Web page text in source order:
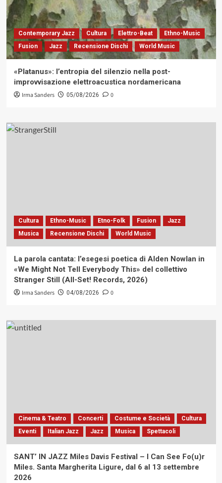
Contemporary Jazz Cultura Elettro-Beat
Ethno-Music
Fusion
Jazz Recensione Dischi World Music
«Platanus»: l’entropia del silenzio nella post-
improvvisazione elettroacustica nordamericana
Irma Sanders 05/08/2026 0
Cultura Ethno-Music Etno-Folk Fusion
Jazz
Musica
Recensione Dischi World Music
La parola cantata: l’esegesi poetica di Alden Nowlan in
«We Might Not Tell Everybody This» del collettivo
Stranger Still (All-Set! Records, 2026)
Irma Sanders 04/08/2026 0
Cinema & Teatro Concerti Costume e Società
Cultura
Eventi
Italian Jazz Jazz Musica Spettacoli
SANT’ IN JAZZ Miles Davis Festival – I Can See Fo(u)r
Miles. Santa Margherita Ligure, dal 6 al 13 settembre
2026